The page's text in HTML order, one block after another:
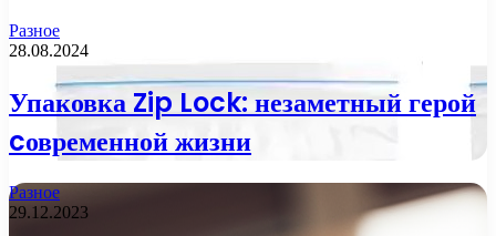
Разное
28.08.2024
Упаковка Zip Lock: незаметный герой
cовременной жизни
Разное
29.12.2023